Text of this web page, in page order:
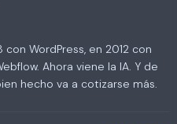
WordPress, en 2012 con
Ahora viene la IA. Y de
hecho va a cotizarse más.